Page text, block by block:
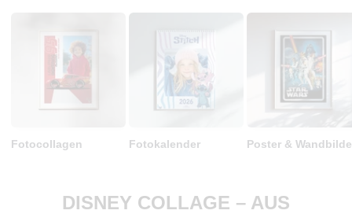
Fotocollagen Fotokalender Poster &
DISNEY COLLAGE – AUS